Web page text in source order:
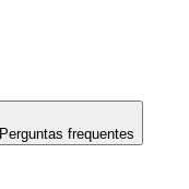
Perguntas frequentes